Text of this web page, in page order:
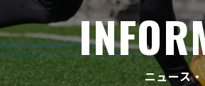
ニュース